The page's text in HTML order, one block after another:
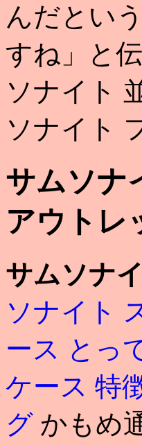
んだとい
すね」と
ソナイト
ソナイト
サムソナ
アウトレ
サムソナ
ソナイト
ース とっ
ケース 特
グ かもめ